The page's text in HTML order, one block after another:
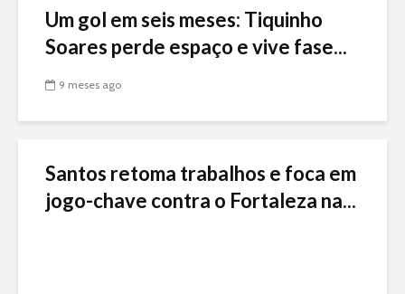
Um gol em seis meses: Tiquinho
Soares perde espaço e vive fase...
9 meses ago
Santos retoma trabalhos e foca em
jogo-chave contra o Fortaleza na...